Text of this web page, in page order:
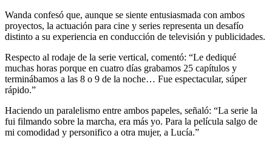
Wanda confesó que, aunque se siente entusiasmada con ambos
proyectos, la actuación para cine y series representa un desafío
distinto a su experiencia en conducción de televisión y publicidades.
Respecto al rodaje de la serie vertical, comentó: “Le dediqué
muchas horas porque en cuatro días grabamos 25 capítulos y
terminábamos a las 8 o 9 de la noche… Fue espectacular, súper
rápido.”
Haciendo un paralelismo entre ambos papeles, señaló: “La serie la
fui filmando sobre la marcha, era más yo. Para la película salgo de
mi comodidad y personifico a otra mujer, a Lucía.”